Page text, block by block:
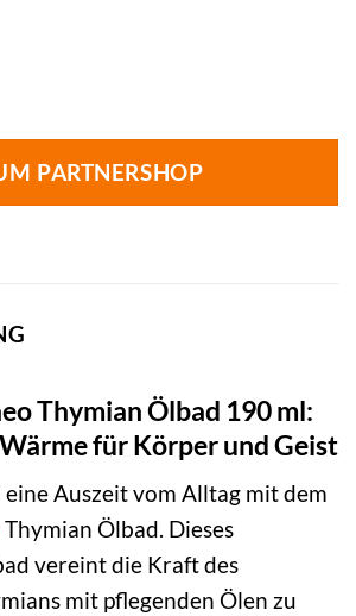
PARTNERSHOP
Thymian Ölbad 190 ml:
für Körper und Geist
eine Auszeit vom Alltag mit dem
Thymian Ölbad. Dieses
vereint die Kraft des
mit pflegenden Ölen zu